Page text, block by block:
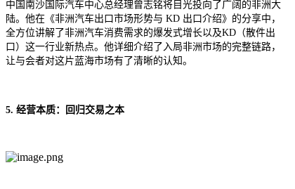
中国南沙国际汽车中心总经理曾志铭将目光投向了广阔的非洲大
陆。他在《非洲汽车出口市场形势与 KD 出口介绍》的分享中，
全方位讲解了非洲汽车消费需求的爆发式增长以及KD（散件出
口）这一行业新热点。他详细介绍了入局非洲市场的完整链路，
让与会者对这片蓝海市场有了清晰的认知。
5. 经营本质：回归交易之本